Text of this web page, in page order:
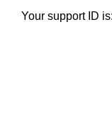
Your support ID